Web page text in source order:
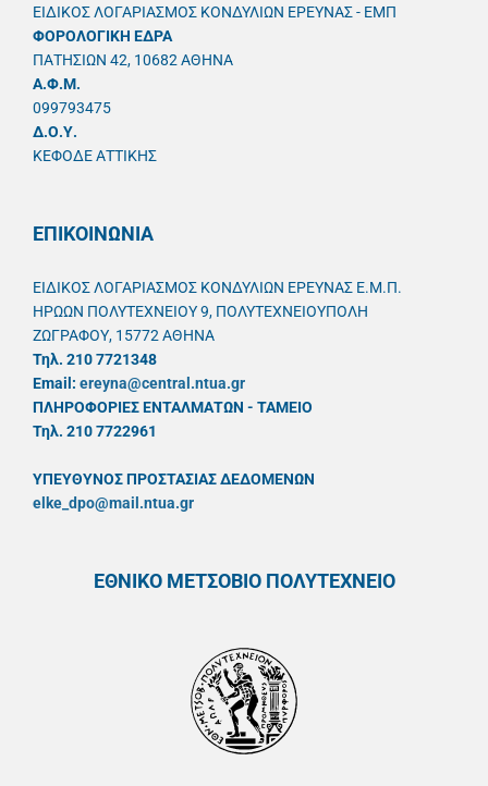
ΕΙΔΙΚΟΣ ΛΟΓΑΡΙΑΣΜΟΣ ΚΟΝΔΥΛΙΩΝ ΕΡΕΥΝΑΣ - ΕΜΠ
ΦΟΡΟΛΟΓΙΚΗ ΕΔΡΑ
ΠΑΤΗΣΙΩΝ 42, 10682 ΑΘΗΝΑ
A.Φ.Μ.
099793475
Δ.Ο.Υ.
ΚΕΦΟΔΕ ΑΤΤΙΚΗΣ
ΕΠΙΚΟΙΝΩΝΙΑ
ΕΙΔΙΚΟΣ ΛΟΓΑΡΙΑΣΜΟΣ ΚΟΝΔΥΛΙΩΝ ΕΡΕΥΝΑΣ Ε.Μ.Π.
ΗΡΩΩΝ ΠΟΛΥΤΕΧΝΕΙΟΥ 9, ΠΟΛΥΤΕΧΝΕΙΟΥΠΟΛΗ
ΖΩΓΡΑΦΟΥ, 15772 ΑΘΗΝΑ
Τηλ. 210 7721348
Email: ereyna@central.ntua.gr
ΠΛΗΡΟΦΟΡΙΕΣ ΕΝΤΑΛΜΑΤΩΝ - ΤΑΜΕΙΟ
Τηλ. 210 7722961
ΥΠΕΥΘYΝΟΣ ΠΡΟΣΤΑΣΙΑΣ ΔΕΔΟΜΕΝΩΝ
elke_dpo@mail.ntua.gr
ΕΘΝΙΚΟ ΜΕΤΣΟΒΙΟ ΠΟΛΥΤΕΧΝΕΙΟ